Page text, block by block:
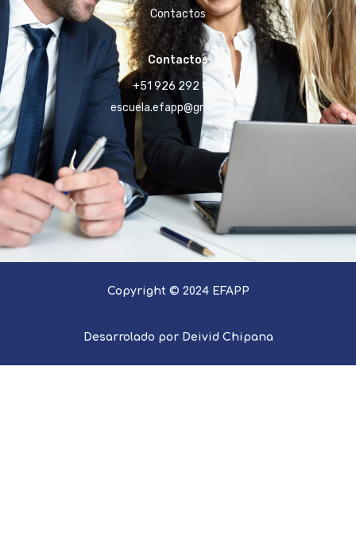
Contactos
Contactos
+51 926 292 856
escuela.efapp@gmail.com
Copyright © 2024 EFAPP
Desarrolado por Deivid Chipana